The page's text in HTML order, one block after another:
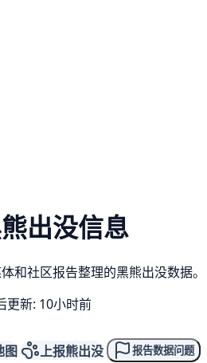
出没信息
和社区报告整理的黑熊出没数据。
更新: 10小时前
图 上报熊出没 报告数据问题